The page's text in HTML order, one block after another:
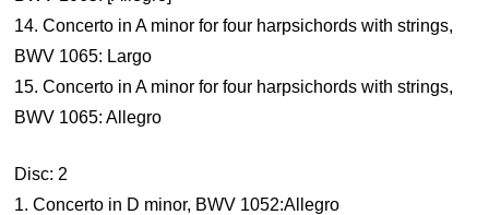
14. Concerto in A minor for four harpsichords with strings,
BWV 1065: Largo
15. Concerto in A minor for four harpsichords with strings,
BWV 1065: Allegro
Disc: 2
1. Concerto in D minor, BWV 1052:Allegro